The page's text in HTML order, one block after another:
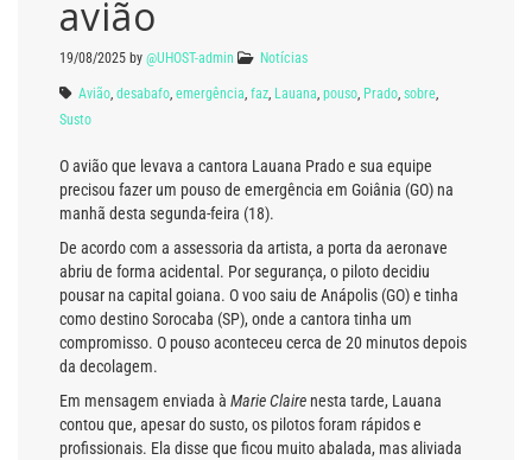
avião
19/08/2025 by @UHOST-admin Notícias
Avião desabafo emergência faz Lauana pouso Prado sobre
Susto
O avião que levava a cantora Lauana Prado e sua equipe
precisou fazer um pouso de emergência em Goiânia (GO) na
manhã desta segunda-feira (18).
De acordo com a assessoria da artista, a porta da aeronave
abriu de forma acidental. Por segurança, o piloto decidiu
pousar na capital goiana. O voo saiu de Anápolis (GO) e tinha
como destino Sorocaba (SP), onde a cantora tinha um
compromisso. O pouso aconteceu cerca de 20 minutos depois
da decolagem.
Em mensagem enviada à Marie Claire nesta tarde, Lauana
contou que, apesar do susto, os pilotos foram rápidos e
profissionais. Ela disse que ficou muito abalada, mas aliviada